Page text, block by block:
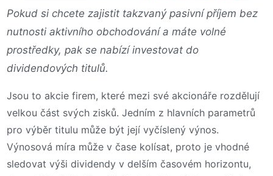
Pokud si chcete zajistit takzvaný pasivní příjem bez
nutnosti aktivního obchodování a máte volné
prostředky, pak se nabízí investovat do
dividendových titulů.
Jsou to akcie firem, které mezi své akcionáře rozdělují
velkou část svých zisků. Jedním z hlavních parametrů
pro výběr titulu může být její vyčíslený výnos.
Výnosová míra může v čase kolísat, proto je vhodné
sledovat výši dividendy v delším časovém horizontu,